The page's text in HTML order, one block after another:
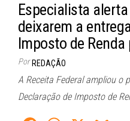
Especialista
deixarem a
Imposto de
Por REDAÇÃO
A Receita Federal ampliou o
Declaração de Imposto de